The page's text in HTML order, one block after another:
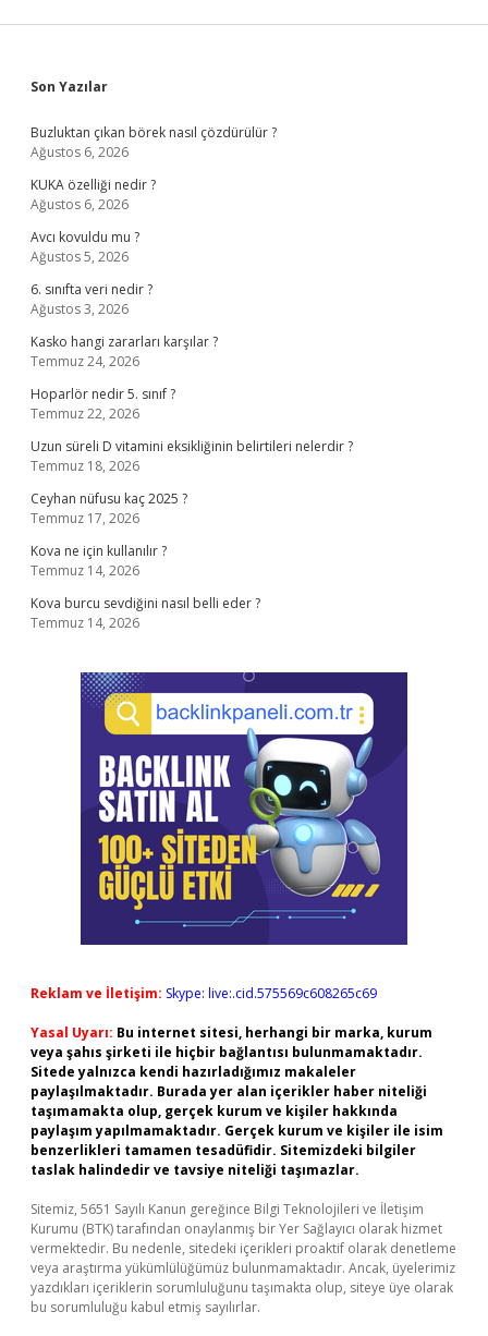
Sidebar
Son Yazılar
Buzluktan çıkan börek nasıl çözdürülür ?
Ağustos 6, 2026
KUKA özelliği nedir ?
Ağustos 6, 2026
Avcı kovuldu mu ?
Ağustos 5, 2026
6. sınıfta veri nedir ?
Ağustos 3, 2026
Kasko hangi zararları karşılar ?
Temmuz 24, 2026
Hoparlör nedir 5. sınıf ?
Temmuz 22, 2026
Uzun süreli D vitamini eksikliğinin belirtileri nelerdir ?
Temmuz 18, 2026
Ceyhan nüfusu kaç 2025 ?
Temmuz 17, 2026
Kova ne için kullanılır ?
Temmuz 14, 2026
Kova burcu sevdiğini nasıl belli eder ?
Temmuz 14, 2026
Reklam ve İletişim: Skype: live:.cid.575569c608265c69
Yasal Uyarı: Bu internet sitesi, herhangi bir marka, kurum
veya şahıs şirketi ile hiçbir bağlantısı bulunmamaktadır.
Sitede yalnızca kendi hazırladığımız makaleler
paylaşılmaktadır. Burada yer alan içerikler haber niteliği
taşımamakta olup, gerçek kurum ve kişiler hakkında
paylaşım yapılmamaktadır. Gerçek kurum ve kişiler ile isim
benzerlikleri tamamen tesadüfidir. Sitemizdeki bilgiler
taslak halindedir ve tavsiye niteliği taşımazlar.
Sitemiz, 5651 Sayılı Kanun gereğince Bilgi Teknolojileri ve İletişim
Kurumu (BTK) tarafından onaylanmış bir Yer Sağlayıcı olarak hizmet
vermektedir. Bu nedenle, sitedeki içerikleri proaktif olarak denetleme
veya araştırma yükümlülüğümüz bulunmamaktadır. Ancak, üyelerimiz
yazdıkları içeriklerin sorumluluğunu taşımakta olup, siteye üye olarak
bu sorumluluğu kabul etmiş sayılırlar.